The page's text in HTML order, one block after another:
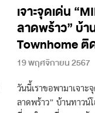
เจาะจุดเด่น
ลาดพร้าว” บ้า
Townhome
19 พฤศจิกายน 2567
วันนี้เราขอพามาเจาะ
ลาดพร้าว” บ้านทาวน์